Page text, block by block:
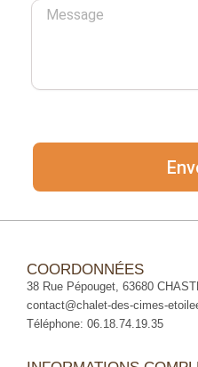
Message
COORDONNÉES
38 Rue Pépouget, 63680
contact@chalet-des-cimes-
Téléphone: 06.18.74.19.35